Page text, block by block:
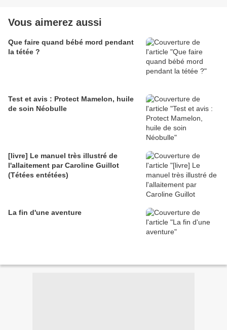
Vous aimerez aussi
Que faire quand bébé mord pendant
la tétée ?
Test et avis : Protect Mamelon, huile
de soin Néobulle
[livre] Le manuel très illustré de
l'allaitement par Caroline Guillot
(Tétées entétées)
La fin d'une aventure